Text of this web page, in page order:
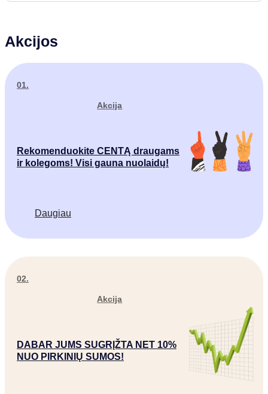
Akcijos
01.
Akcija
Rekomenduokite CENTĄ draugams
ir kolegoms! Visi gauna nuolaidų!
Daugiau
02.
Akcija
DABAR JUMS SUGRĮŽTA NET 10%
NUO PIRKINIŲ SUMOS!